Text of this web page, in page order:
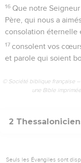
16 Que notre
Père, qui nous a
consolation éternelle
17 consolent vos
et parole qui soient
© Société biblique française –
une Bible
2
Seuls les Évangiles sont